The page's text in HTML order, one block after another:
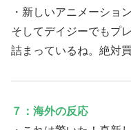
・新しいアニメーショ
そしてデイジーでもプ
詰まっているね。絶対
７：海外の反応